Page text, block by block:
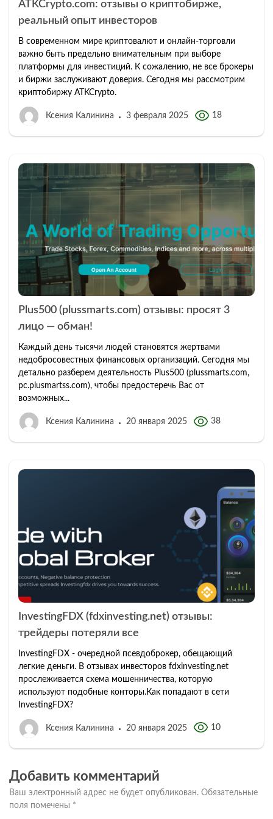
ATKCrypto.com: отзывы о криптобирже,
реальный опыт инвесторов
В современном мире криптовалют и онлайн-торговли
важно быть предельно внимательным при выборе
платформы для инвестиций. К сожалению, не все брокеры
и биржи заслуживают доверия. Сегодня мы рассмотрим
криптобиржу ATKCrypto.
Ксения Калинина 3 февраля 2025 18
Plus500 (plussmarts.com) отзывы: просят 3
лицо — обман!
Каждый день тысячи людей становятся жертвами
недобросовестных финансовых организаций. Сегодня мы
детально разберем деятельность Plus500 (plussmarts.com,
pc.plusmartss.com), чтобы предостеречь Вас от
возможных...
Ксения Калинина 20 января 2025 38
InvestingFDX (fdxinvesting.net) отзывы:
трейдеры потеряли все
InvestingFDX - очередной псевдоброкер, обещающий
легкие деньги. В отзывах инвесторов fdxinvesting.net
прослеживается схема мошенничества, которую
используют подобные конторы.Как попадают в сети
InvestingFDX?
Ксения Калинина 20 января 2025 10
Добавить комментарий
Ваш электронный адрес не будет опубликован. Обязательные
поля помечены *